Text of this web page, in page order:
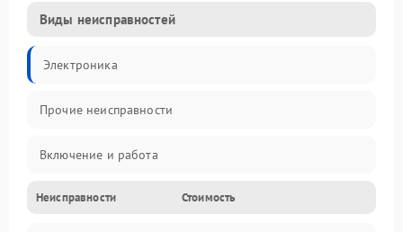
Виды неисправностей
Электроника
Прочие неисправности
Включение и работа
Работа с нагрузкой
Неисправности Стоимость